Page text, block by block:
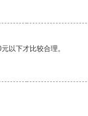
以下才比较合理。